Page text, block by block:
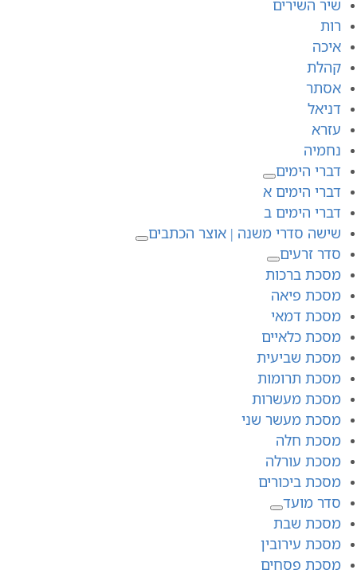
שיר השירים
רות
איכה
קהלת
אסתר
דניאל
עזרא
נחמיה
דברי הימים
דברי הימים א
דברי הימים ב
שישה סדרי משנה | אוצר הכתבים
סדר זרעים
מסכת ברכות
מסכת פיאה
מסכת דמאי
מסכת כלאיים
מסכת שביעית
מסכת תרומות
מסכת מעשרות
מסכת מעשר שני
מסכת חלה
מסכת עורלה
מסכת ביכורים
סדר מועד
מסכת שבת
מסכת עירובין
מסכת פסחים